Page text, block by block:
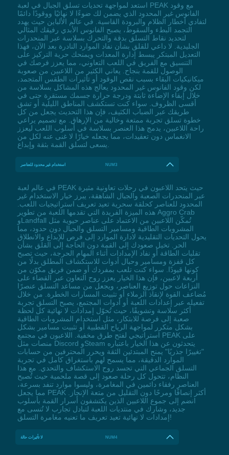
استعد لمواجهة تحديات تسلق الجبال في لعبة PEAK مع وقود
الفانوس غير المحدود الذي يضمن لك ضوءًا لا نهائيًا ووقودًا دائمًا
لتفادي أخطار الظلام والبرودة القاسية. في عالم الألباين حيث يهدد
التجمد البطء والسقوط، يصبح الفانوس الأبدي رفيقك المثالي
لتحديد نقاط التسلق بدقة والتحرك بسلاسة عبر المنحدرات
الجليدية. لا داعي للقلق بشأن نفاد الموارد النادرة بعد الآن، فهذا
التعديل المبتكر يبسط إدارة المعدات ويمنحك حرية التركيز على
التنسيق مع الفريق في اللعب التعاوني، مما يعزز فرصك في
الوصول للقمة بنجاح. يعاني الكثير من اللاعبين من صعوبة
ميكانيكيات البقاء بسبب نقص الوقود أو تأثيرات الطقس المتجمد،
لكن وقود الفانوس غير المحدود يعالج هذه المشاكل بسلاسة من
خلال إبقاء الإضاءة ثابتة ودرجة حرارة جسمك مستقرة حتى في
أقسى الظروف. سواء كنت تستكشف المناطق الليلية أو تشق
طريقك عبر الضباب الكثيف، فإن هذا التحديث يجعل من كل
خطوة تسلق تجربة ممتعة وخالية من الإرهاق. مع تصميم يراعي
راحة اللاعبين، يدمج هذا العنصر بسلاسة في أسلوب اللعب ليعزز
الانغماس دون تعقيدات، مما يجعله خيارًا لا غنى عنه لكل من
استخدام غير محدود للعناصر NUM3
في عالم لعبة PEAK حيث يتحد اللاعبون في رحلات تعاونية مثيرة
عبر المنحدرات الصعبة والجبال الشاهقة، يبرز خيار الاستخدام غير
المحدود للعناصر كحلقة سحرية تعيد تعريف استراتيجيات اللعب.
هذه الميزة الفريدة التي تقدمها اللعبة من تطوير Aggro Crab
وLandfall تُمكّن اللاعبين من الاعتماد على عناصر حيوية مثل
المشروبات الطاقية ومسامير التسلق والحبال دون حدود، مما
يحول التحديات التقليدية لادارة الموارد إلى فرص للإبداع والانطلاق
الحر. تخيل صعودك إلى القمة دون الحاجة إلى القلق بشأن
تقلبات الطاقة أو نفاد الإمدادات أثناء المهام الحرجة، حيث تصبح
كل قفزة ومسامير وحبال أدوات للاستكشاف المطلق بدلًا من
كونها قيودًا. سواء كنت تلعب بمفردك أو ضمن فريق مكوّن من
أربعة لاعبين، فإن هذا الخيار يعزز روح التعاون عبر القضاء على
النزاعات حول توزيع العناصر، ويجعل من مساعد التسلق عنصرًا
مُضاعف القوة لإنقاذ الزملاء أو تثبيت المسارات الخطرة. من خلال
تفعيله عبر إعدادات اللعبة أو أدوات المجتمع، يصبح التسلق تجربة
أكثر سلاسة وتشويقًا، حيث تُحوّل إمدادات لا نهائية كل لحظة
صعبة إلى فرصة للابتكار، مثل استخدام المشروبات الطاقية
بشكل متكرر لمواجهة الرياح القطبية أو تثبيت مسامير بشكل
استراتيجي لفتح طرق مخفية. اللاعبون في مجتمع PEAK على
منصات مثل Discord وSteam يتحدثون عن هذا الخيار باعتباره
"تغييرًا جذريًا" يمنح المبتدئين الثقة ويحرر المحترفين من حسابات
الموارد الدقيقة، مما يسمح لهم باستغراق كامل في تجربة
التسلق الجماعي التي تجسد روح الاستكشاف والتحدي. مع هذا
النظام، تتحول كل رحلة صعود إلى قصة ملحمية حيث تُصبح
العناصر رفقاء دائمين في المغامرة، وليسوا موارد تنفد بسرعة،
مما يجعل PEAK أكثر إنصافًا ومرحًا دون التقليل من متعة الإنجاز.
انضم إلى جموع اللاعبين الذين يكتشفون أسرار القمة بأسلوب
جديد، وشارك في منتديات اللعبة لتبادل تجارب لا تُنسى مع
إمدادات لا نهائية تعيد تعريف ما تعنيه مغامرة التسلق!
لا تأثيرات حالة NUM4